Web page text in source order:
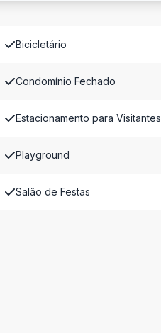
Bicicletário
Condomínio Fechado
Estacionamento para Visitantes
Playground
Salão de Festas